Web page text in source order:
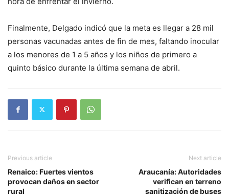
Finalmente, Delgado indicó que la meta es llegar a 28 mil
personas vacunadas antes de fin de mes, faltando inocular
a los menores de 1 a 5 años y los niños de primero a
quinto básico durante la última semana de abril.
Previous article
Renaico: Fuertes vientos
provocan daños en sector
rural
Next article
Araucanía: Autoridades
verifican en terreno
sanitización de buses